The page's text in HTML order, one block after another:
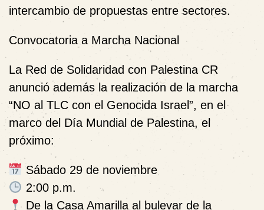
intercambio de propuestas entre sectores.
Convocatoria a Marcha Nacional
La Red de Solidaridad con Palestina CR
anunció además la realización de la marcha
“NO al TLC con el Genocida Israel”, en el
marco del Día Mundial de Palestina, el
próximo:
Sábado 29 de noviembre
2:00 p.m.
De la Casa Amarilla al bulevar de la